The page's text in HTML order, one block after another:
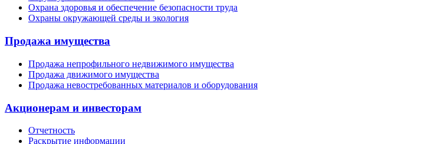
Охрана здоровья и обеспечение безопасности труда
Охраны окружающей среды и экология
Продажа имущества
Продажа непрофильного недвижимого имущества
Продажа движимого имущества
Продажа невостребованных материалов и оборудования
Акционерам и инвесторам
Отчетность
Раскрытие информации